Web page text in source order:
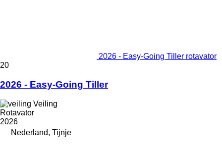
2026 - Easy-Going Tiller rotavator
20
2026 - Easy-Going Tiller
Veiling
Rotavator
2026
Nederland, Tijnje